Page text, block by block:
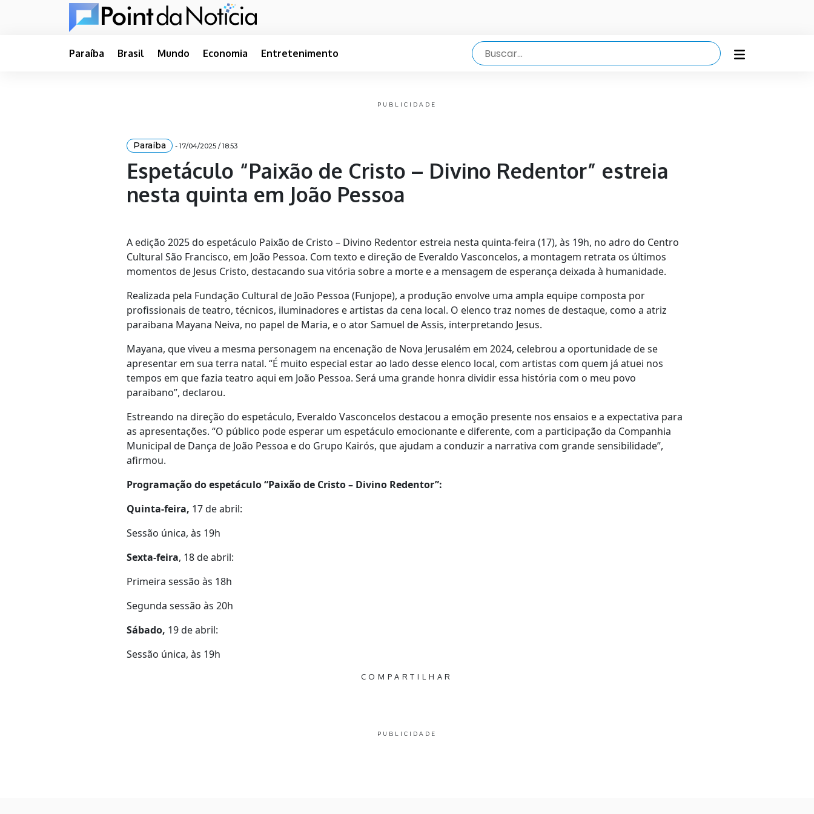
Paraíba Brasil Mundo Economia Entretenimento
PUBLICIDADE
Paraíba - 17/04/2025 / 18:53
Espetáculo “Paixão de Cristo – Divino Redentor” estreia
nesta quinta em João Pessoa
A edição 2025 do espetáculo Paixão de Cristo – Divino Redentor estreia nesta quinta-feira (17), às 19h, no adro do Centro
Cultural São Francisco, em João Pessoa. Com texto e direção de Everaldo Vasconcelos, a montagem retrata os últimos
momentos de Jesus Cristo, destacando sua vitória sobre a morte e a mensagem de esperança deixada à humanidade.
Realizada pela Fundação Cultural de João Pessoa (Funjope), a produção envolve uma ampla equipe composta por
profissionais de teatro, técnicos, iluminadores e artistas da cena local. O elenco traz nomes de destaque, como a atriz
paraibana Mayana Neiva, no papel de Maria, e o ator Samuel de Assis, interpretando Jesus.
Mayana, que viveu a mesma personagem na encenação de Nova Jerusalém em 2024, celebrou a oportunidade de se
apresentar em sua terra natal. “É muito especial estar ao lado desse elenco local, com artistas com quem já atuei nos
tempos em que fazia teatro aqui em João Pessoa. Será uma grande honra dividir essa história com o meu povo
paraibano”, declarou.
Estreando na direção do espetáculo, Everaldo Vasconcelos destacou a emoção presente nos ensaios e a expectativa para
as apresentações. “O público pode esperar um espetáculo emocionante e diferente, com a participação da Companhia
Municipal de Dança de João Pessoa e do Grupo Kairós, que ajudam a conduzir a narrativa com grande sensibilidade”,
afirmou.
Programação do espetáculo “Paixão de Cristo – Divino Redentor”:
Quinta-feira, 17 de abril:
Sessão única, às 19h
Sexta-feira, 18 de abril:
Primeira sessão às 18h
Segunda sessão às 20h
Sábado, 19 de abril:
Sessão única, às 19h
COMPARTILHAR
PUBLICIDADE